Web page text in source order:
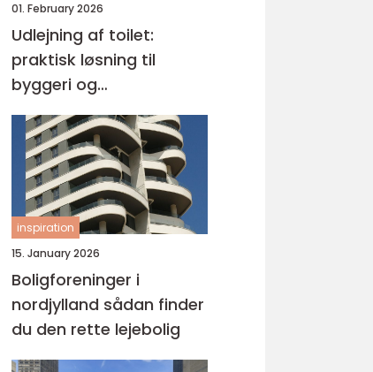
01. February 2026
Udlejning af toilet:
praktisk løsning til
byggeri og
arrangementer
inspiration
15. January 2026
Boligforeninger i
nordjylland sådan finder
du den rette lejebolig